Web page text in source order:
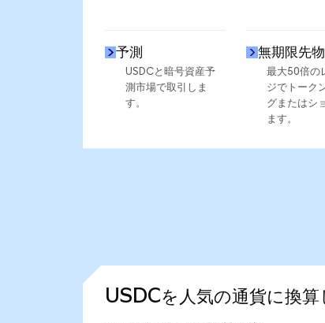
予測
USDCと暗号資産予
測市場で取引しま
す。
無期限先物
最大50倍の
ジでトーク
グまたはシ
ます。
USDCを人気の通貨に換算